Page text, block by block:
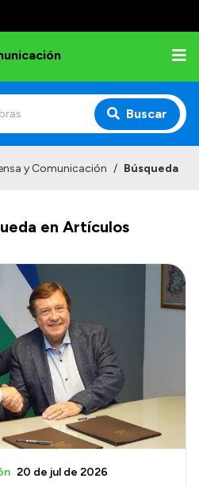
Buscar
y Comunicación / Búsqueda
en Artículos
20 de jul de 2026